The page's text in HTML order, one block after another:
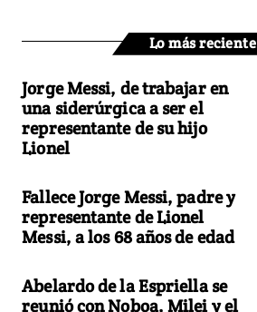
Lo más reciente
Jorge Messi, de trabajar en
una siderúrgica a ser el
representante de su hijo
Lionel
Fallece Jorge Messi, padre y
representante de Lionel
Messi, a los 68 años de edad
Abelardo de la Espriella se
reunió con Noboa, Milei y el